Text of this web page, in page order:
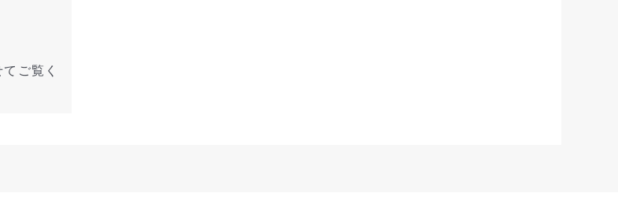
ご覧く